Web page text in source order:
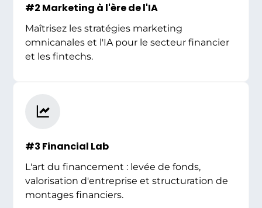
#2 Marketing à l'ère de l'IA
Maîtrisez les stratégies marketing
omnicanales et l'IA pour le secteur financier
et les fintechs.
#3 Financial Lab
L'art du financement : levée de fonds,
valorisation d'entreprise et structuration de
montages financiers.